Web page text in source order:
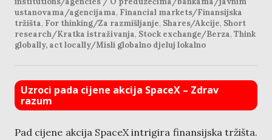
ustanovama/agencijama, Financial markets/Finansijska
tržišta, For thinking/Za razmišljanje, Shares/Akcije, Short
research/Kratka istraživanja, Stock exchange/Berza, Think
globally, act locally/Misli globalno djeluj lokalno
Uzroci pada cijene akcija SpaceX – Zdrav
razum
Pad cijene akcija SpaceX intrigira finansijska tržišta.